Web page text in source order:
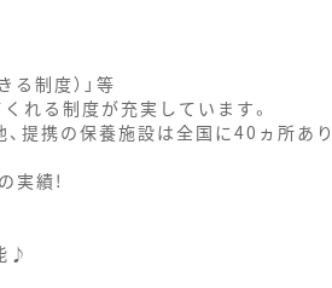
制度）」等
れる制度が充実しています。
提携の保養施設は全国に40ヵ所あり
実績!
♪